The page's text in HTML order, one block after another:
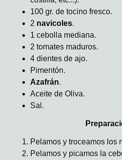
100 gr. de tocino fresco.
2 navicoles.
1 cebolla mediana.
2 tomates maduros.
4 dientes de ajo.
Pimentón.
Azafrán.
Aceite de Oliva.
Sal.
Pelamos y troceamos los
Pelamos y picamos la